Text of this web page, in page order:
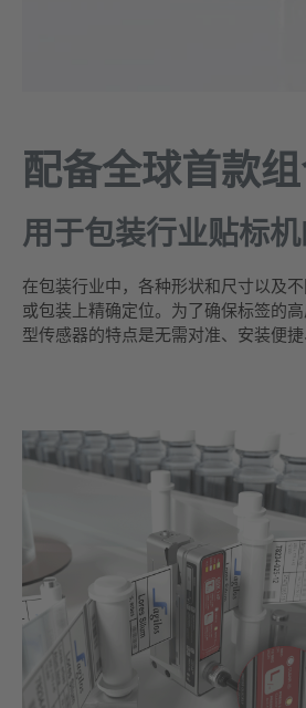
配备全球首款
用于包装行业贴标
在包装行业中，各种形状和尺寸以及
或包装上精确定位。为了确保标签的
型传感器的特点是无需对准、安装便捷